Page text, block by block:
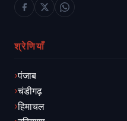
श्रेणियाँ
पंजाब
चंडीगढ़
हिमाचल